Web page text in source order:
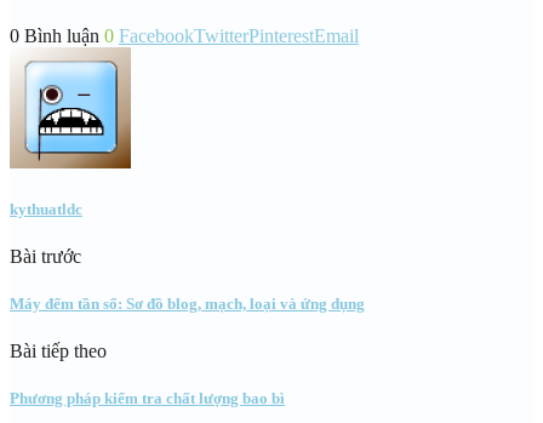
0 Bình luận 0 FacebookTwitterPinterestEmail
kythuatldc
Bài trước
Máy đếm tần số: Sơ đồ blog, mạch, loại và ứng dụng
Bài tiếp theo
Phương pháp kiểm tra chất lượng bao bì